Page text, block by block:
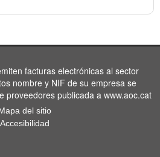
facturas electrónicas al sector
nombre y NIF de su empresa se
proveedores publicada a www.aoc.cat
del sitio
Accesibilidad